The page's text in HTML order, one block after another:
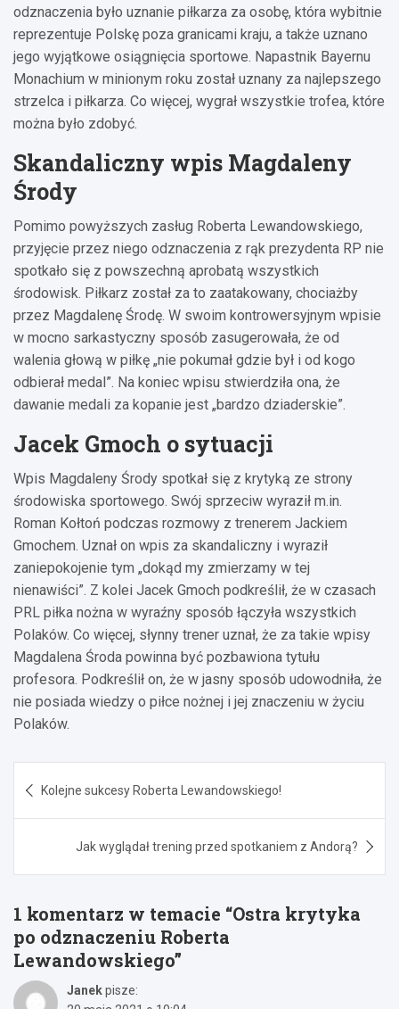
odznaczenia było uznanie piłkarza za osobę, która wybitnie
reprezentuje Polskę poza granicami kraju, a także uznano
jego wyjątkowe osiągnięcia sportowe. Napastnik Bayernu
Monachium w minionym roku został uznany za najlepszego
strzelca i piłkarza. Co więcej, wygrał wszystkie trofea, które
można było zdobyć.
Skandaliczny wpis Magdaleny
Środy
Pomimo powyższych zasług Roberta Lewandowskiego,
przyjęcie przez niego odznaczenia z rąk prezydenta RP nie
spotkało się z powszechną aprobatą wszystkich
środowisk. Piłkarz został za to zaatakowany, chociażby
przez Magdalenę Środę. W swoim kontrowersyjnym wpisie
w mocno sarkastyczny sposób zasugerowała, że od
walenia głową w piłkę „nie pokumał gdzie był i od kogo
odbierał medal”. Na koniec wpisu stwierdziła ona, że
dawanie medali za kopanie jest „bardzo dziaderskie”.
Jacek Gmoch o sytuacji
Wpis Magdaleny Środy spotkał się z krytyką ze strony
środowiska sportowego. Swój sprzeciw wyraził m.in.
Roman Kołtoń podczas rozmowy z trenerem Jackiem
Gmochem. Uznał on wpis za skandaliczny i wyraził
zaniepokojenie tym „dokąd my zmierzamy w tej
nienawiści”. Z kolei Jacek Gmoch podkreślił, że w czasach
PRL piłka nożna w wyraźny sposób łączyła wszystkich
Polaków. Co więcej, słynny trener uznał, że za takie wpisy
Magdalena Środa powinna być pozbawiona tytułu
profesora. Podkreślił on, że w jasny sposób udowodniła, że
nie posiada wiedzy o piłce nożnej i jej znaczeniu w życiu
Polaków.
wpisu
Kolejne sukcesy Roberta Lewandowskiego!
Jak wyglądał trening przed spotkaniem z Andorą?
1 komentarz w temacie “Ostra krytyka
po odznaczeniu Roberta
Lewandowskiego”
Janekpisze: